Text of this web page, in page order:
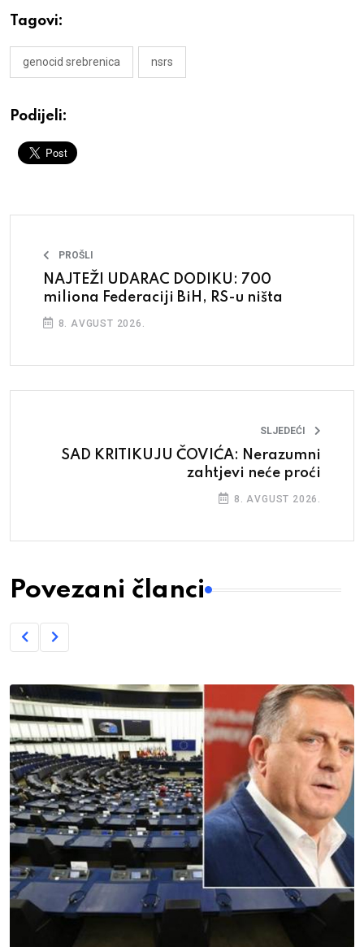
Tagovi:
genocid srebrenica nsrs
Podijeli:
PROŠLI
NAJTEŽI UDARAC DODIKU: 700
miliona Federaciji BiH, RS-u ništa
8. AVGUST 2026.
SLJEDEĆI
SAD KRITIKUJU ČOVIĆA: Nerazumni
zahtjevi neće proći
8. AVGUST 2026.
Povezani članci